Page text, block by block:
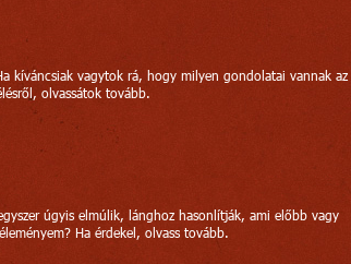
kíváncsiak vagytok rá, hogy milyen gondolatai vannak az
olvassátok tovább.
úgyis elmúlik, lánghoz hasonlítják, ami előbb vagy
Ha érdekel, olvass tovább.